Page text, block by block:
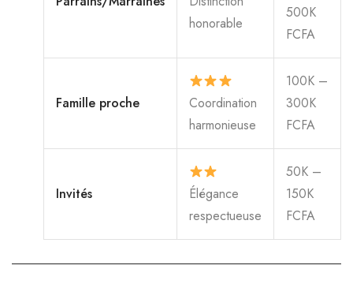
honorable
500K
FCFA
Famille proche
Coordination
harmonieuse
100K –
300K
FCFA
Invités
Élégance
respectueuse
50K –
150K
FCFA